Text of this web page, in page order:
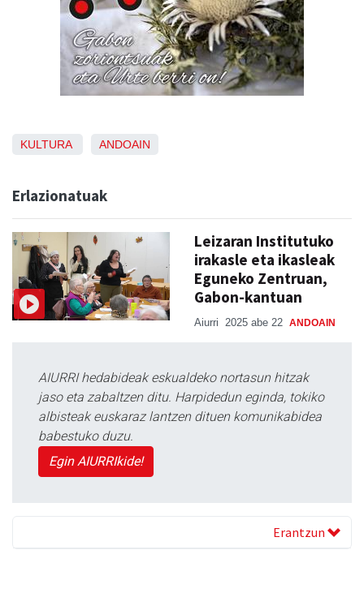
KULTURA ANDOAIN
Erlazionatuak
Leizaran Institutuko
irakasle eta ikasleak
Eguneko Zentruan,
Gabon-kantuan
Aiurri 2025 abe 22 ANDOAIN
AIURRI hedabideak eskualdeko nortasun hitzak
jaso eta zabaltzen ditu. Harpidedun eginda, tokiko
albisteak euskaraz lantzen dituen komunikabidea
babestuko duzu.
Egin AIURRIkide!
Erantzun